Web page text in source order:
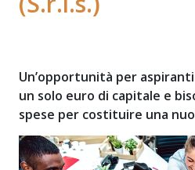
Un’opportunità per
un solo euro di capitale e
spese per costituire una